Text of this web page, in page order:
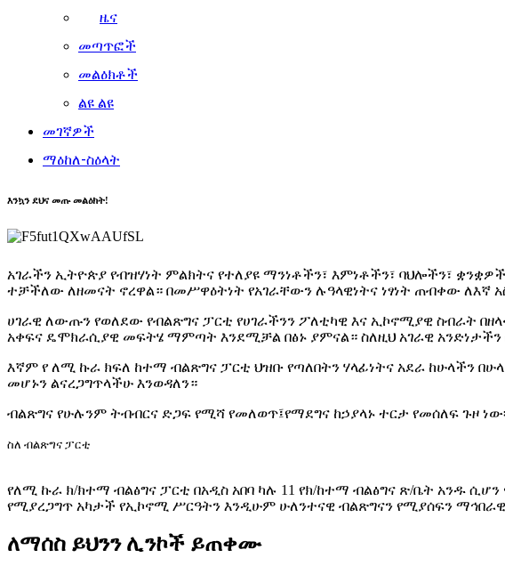
ዜና
መጣጥፎች
መልዕክቶች
ልዩ ልዩ
መገኛዎች
ማዕከለ-ስዕላት
እንኳን ደህና መጡ መልዕክት!
አገራችን ኢትዮጵያ የብዝሃነት ምልክትና የተለያዩ ማንነቶችን፣ እምነቶችን፣ ባህሎችን፣
ተቻችለው ለዘመናት ኖረዋል። በመሥዋዕትነት የአገራቸውን ሉዓላዊነትና ነፃነት ጠብቀው ለእኛ
ሀገራዊ ለውጡን የወለደው የብልጽግና ፓርቲ የሀገራችንን ፖለቲካዊ እና ኢኮኖሚያዊ ስብራት
አቀፍና ዴሞክራሲያዊ መፍትሄ ማምጣት እንደሚቻል በፅኑ ያምናል። ስለዚህ አገራዊ አንድነታችን
እኛም የ ለሚ ኩራ ክፍለ ከተማ ብልጽግና ፓርቲ ህዝቡ የጣለበትን ሃላፊነትና አደራ ከሁላችን
መሆኑን ልናረጋግጥላችሁ እንወዳለን።
ብልጽግና የሁሉንም ትብብርና ድጋፍ የሚሻ የመለወጥ፤የማደግና ከኃያላኑ ተርታ የመሰለፍ ጉዞ
ስለ ብልጽግና ፓርቲ
የለሚ ኩራ ክ/ክተማ ብልፅግና ፓርቲ በአዲስ አበባ ካሉ 11 የክ/ከተማ ብልፅግና ጽ/ቤት አንዱ
የሚያረጋግጥ አካታች የኢኮኖሚ ሥርዓትን እንዲሁም ሁለንተናዊ ብልጽግናን የሚያሰፍን
ለማሰስ ይህንን ሊንኮች ይጠቀሙ